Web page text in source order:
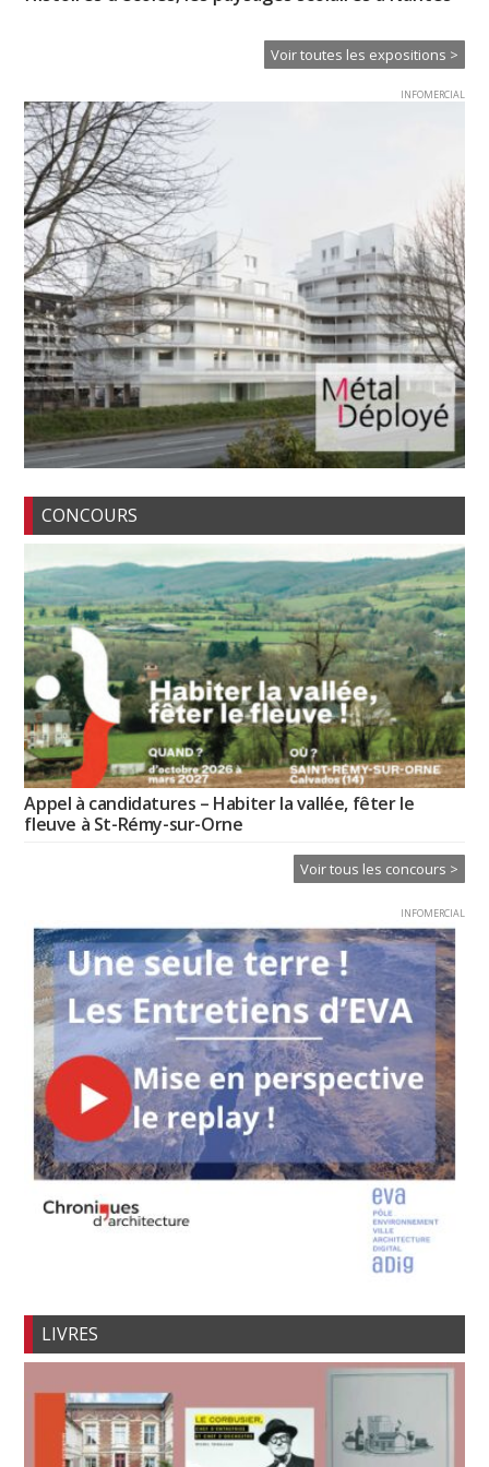
Voir toutes les expositions >
INFOMERCIAL
CONCOURS
Appel à candidatures – Habiter la vallée, fêter le
fleuve à St-Rémy-sur-Orne
Voir tous les concours >
INFOMERCIAL
LIVRES